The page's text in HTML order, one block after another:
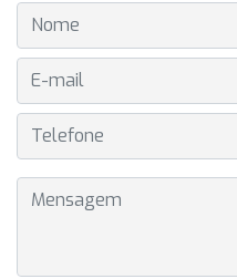
NOME
E-MAIL
TELEFONE
MENSAGEM